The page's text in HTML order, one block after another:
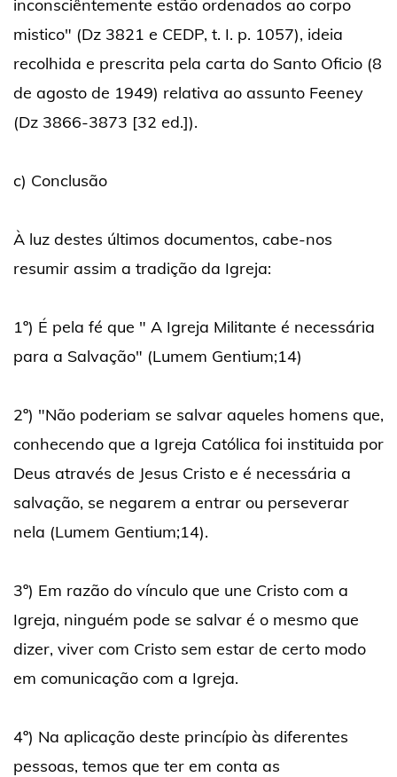
inconsciêntemente estão ordenados ao corpo
mistico" (Dz 3821 e CEDP, t. I. p. 1057), ideia
recolhida e prescrita pela carta do Santo Oficio (8
de agosto de 1949) relativa ao assunto Feeney
(Dz 3866-3873 [32 ed.]).
c) Conclusão
À luz destes últimos documentos, cabe-nos
resumir assim a tradição da Igreja:
1º) É pela fé que " A Igreja Militante é necessária
para a Salvação" (Lumem Gentium;14)
2º) "Não poderiam se salvar aqueles homens que,
conhecendo que a Igreja Católica foi instituida por
Deus através de Jesus Cristo e é necessária a
salvação, se negarem a entrar ou perseverar
nela (Lumem Gentium;14).
3º) Em razão do vínculo que une Cristo com a
Igreja, ninguém pode se salvar é o mesmo que
dizer, viver com Cristo sem estar de certo modo
em comunicação com a Igreja.
4º) Na aplicação deste princípio às diferentes
pessoas, temos que ter em conta as